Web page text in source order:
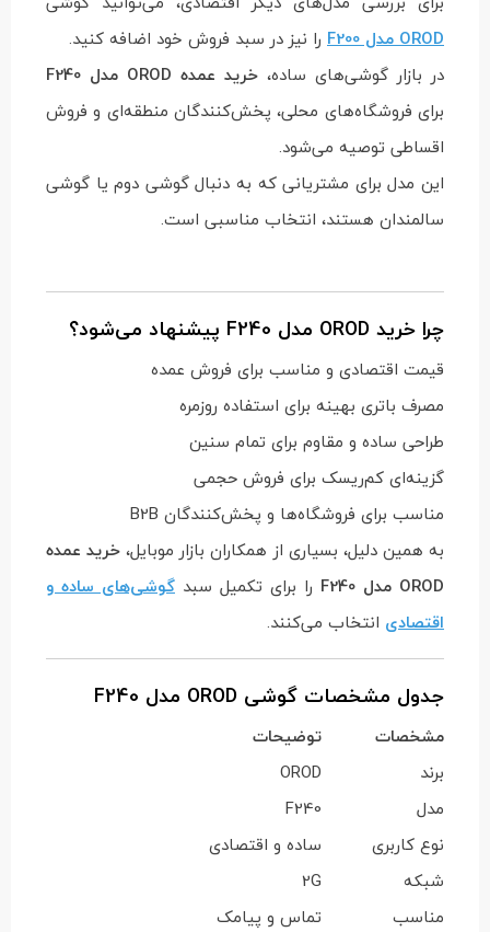
OROD مدل F200
را نیز در سبد فروش خود اضافه کنید.
در بازار گوشی‌های ساده، خرید عمده OROD مدل F240
برای فروشگاه‌های محلی، پخش‌کنندگان منطقه‌ای و فروش
اقساطی توصیه می‌شود.
این مدل برای مشتریانی که به دنبال گوشی دوم یا گوشی
سالمندان هستند، انتخاب مناسبی است.
چرا خرید OROD مدل F240 پیشنهاد می‌شود؟
قیمت اقتصادی و مناسب برای فروش عمده
مصرف باتری بهینه برای استفاده روزمره
طراحی ساده و مقاوم برای تمام سنین
گزینه‌ای کم‌ریسک برای فروش حجمی
مناسب برای فروشگاه‌ها و پخش‌کنندگان B2B
به همین دلیل، بسیاری از همکاران بازار موبایل،خرید عمده
OROD مدل F240
را برای تکمیل سبد گوشی‌های ساده و
اقتصادی انتخاب می‌کنند.
جدول مشخصات گوشی OROD مدل F240
مشخصات
توضیحات
برند
OROD
مدل
F240
نوع کاربری
ساده و اقتصادی
شبکه
2G
مناسب
تماس و پیامک